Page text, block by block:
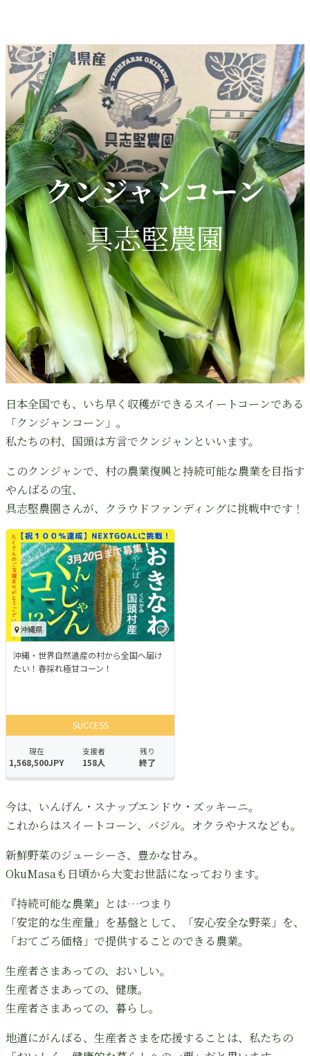
クンジャンコーン
具志堅農園
日本全国でも、いち早く収穫ができるスイートコーンである
「クンジャンコーン」。
私たちの村、国頭は方言でクンジャンといいます。
このクンジャンで、村の農業復興と持続可能な農業を目指す
やんばるの宝、
具志堅農園さんが、クラウドファンディングに挑戦中です！
今は、いんげん・スナップエンドウ・ズッキーニ。
これからはスイートコーン、バジル。オクラやナスなども。
新鮮野菜のジューシーさ、豊かな甘み。
OkuMasaも日頃から大変お世話になっております。
『持続可能な農業』とは…つまり
「安定的な生産量」を基盤として、「安心安全な野菜」を、
「おてごろ価格」で提供することのできる農業。
生産者さまあっての、おいしい。
生産者さまあっての、健康。
生産者さまあっての、暮らし。
地道にがんばる、生産者さまを応援することは、私たちの